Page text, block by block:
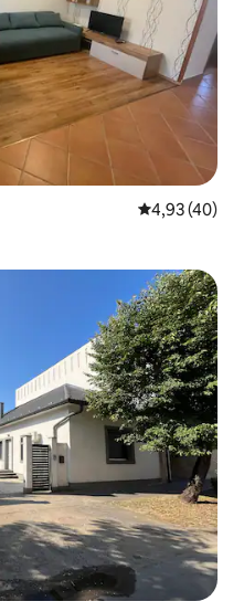
Gemiddelde
4,93 (40)